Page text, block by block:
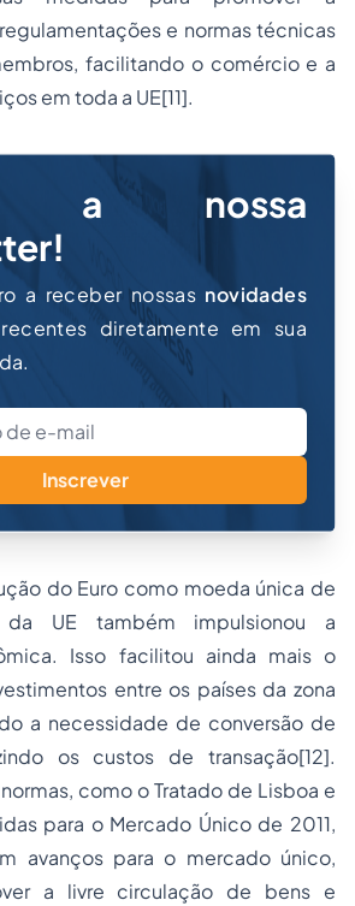
e normas técnicas
facilitando o comércio e a
em toda a UE[11].
a nossa
a receber nossas novidades
diretamente em sua
Inscrever
do Euro como moeda única de
da UE também impulsionou a
Isso facilitou ainda mais o
entre os países da zona
a necessidade de conversão de
os custos de transação[12].
como o Tratado de Lisboa e
para o Mercado Único de 2011,
avanços para o mercado único,
a livre circulação de bens e